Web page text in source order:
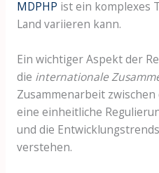
MDPHP ist ein komplexes
Land variieren kann.
Ein wichtiger Aspekt der
die internationale
Zusammenarbeit
eine einheitliche
und die
verstehen.